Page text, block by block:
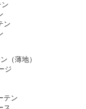
ン
（薄地）
ジ
テン